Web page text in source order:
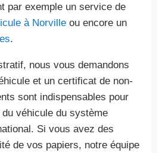
par exemple un service de
à Norville ou encore un
.
nous vous demandons
et un certificat de non-
sont indispensables pour
véhicule du système
Si vous avez des
de vos papiers, notre équipe